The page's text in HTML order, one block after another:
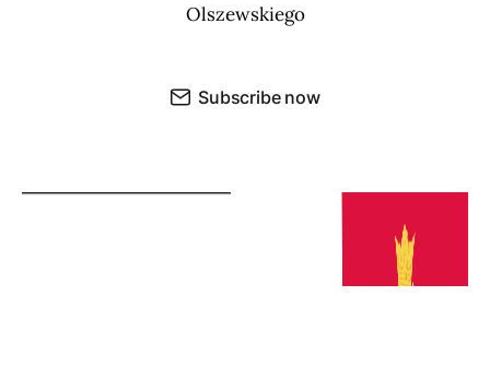
Olszewskiego
Subscribe now